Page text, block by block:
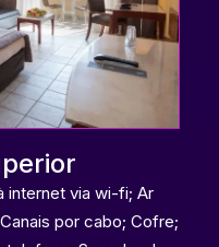
internet via wi-fi; Ar
por cabo; Cofre;